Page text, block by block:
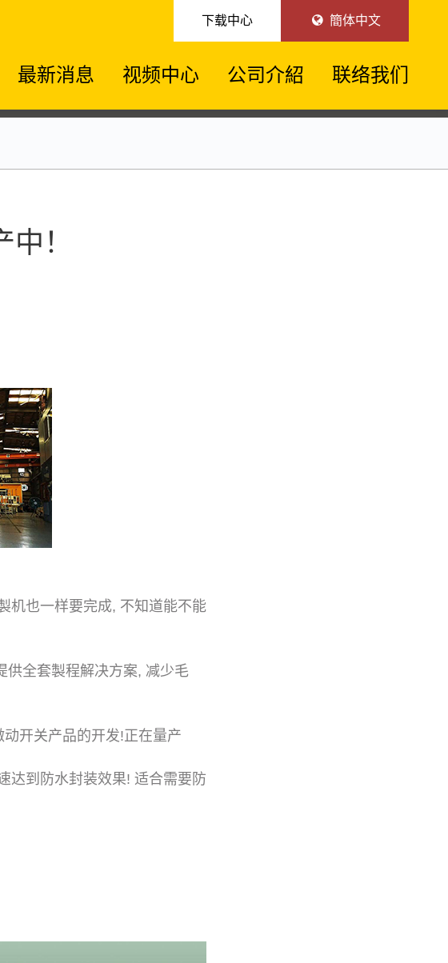
下载中心 簡体中文
最新消息 视频中心 公司介紹 联络我们
！
机也一样要完成, 不知道能不能
供全套製程解决方案, 减少毛
开关产品的开发!正在量产
达到防水封装效果! 适合需要防